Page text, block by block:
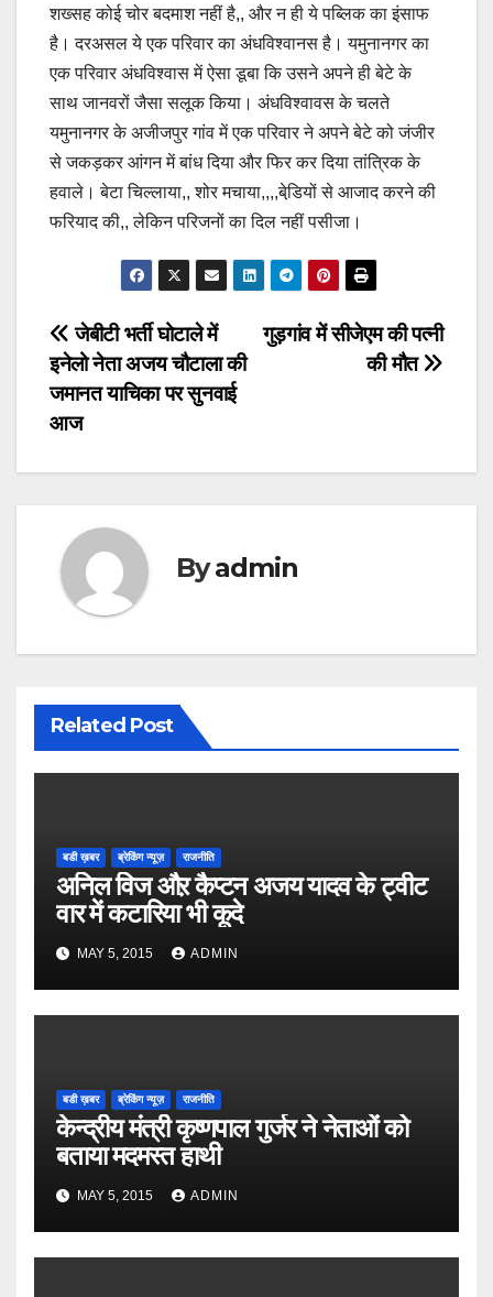
शख्सह कोई चोर बदमाश नहीं है,, और न ही ये पब्लिक का इंसाफ
है। दरअसल ये एक परिवार का अंधविश्वानस है। यमुनानगर का
एक परिवार अंधविश्वास में ऐसा डूबा कि उसने अपने ही बेटे के
साथ जानवरों जैसा सलूक किया। अंधविश्वावस के चलते
यमुनानगर के अजीजपुर गांव में एक परिवार ने अपने बेटे को जंजीर
से जकड़कर आंगन में बांध दिया और फिर कर दिया तांत्रिक के
हवाले। बेटा चिल्लाया,, शोर मचाया,,,,बेडि़यों से आजाद करने की
फरियाद की,, लेकिन परिजनों का दिल नहीं पसीजा।
Post
navigation
गुड़गांव में सीजेएम की पत्नी
की मौत
जेबीटी भर्ती घोटाले में
इनेलो नेता अजय चौटाला की
जमानत याचिका पर सुनवाई
आज
Byadmin
Related Post
बडी ख़बर ब्रेकिंग न्यूज़ राजनीति
अनिल विज औऱ कैप्टन अजय यादव के ट्वीट
वार में कटारिया भी कूदे
MAY 5, 2015 ADMIN
बडी ख़बर ब्रेकिंग न्यूज़ राजनीति
केन्द्रीय मंत्री कृष्णपाल गुर्जर ने नेताओं को
बताया मदमस्त हाथी
MAY 5, 2015 ADMIN